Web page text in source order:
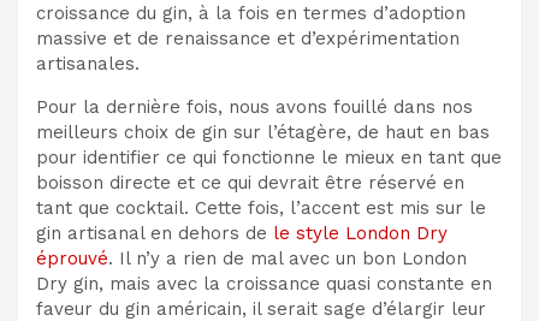
croissance du gin, à la fois en termes d’adoption
massive et de renaissance et d’expérimentation
artisanales.
Pour la dernière fois, nous avons fouillé dans nos
meilleurs choix de gin sur l’étagère, de haut en bas
pour identifier ce qui fonctionne le mieux en tant que
boisson directe et ce qui devrait être réservé en
tant que cocktail. Cette fois, l’accent est mis sur le
gin artisanal en dehors de le style London Dry
éprouvé. Il n’y a rien de mal avec un bon London
Dry gin, mais avec la croissance quasi constante en
faveur du gin américain, il serait sage d’élargir leur